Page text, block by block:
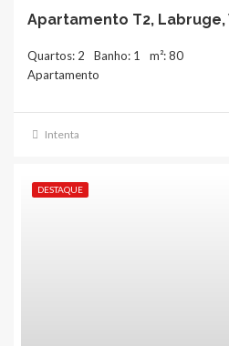
Apartamento T2, Labruge,
Quartos: 2 Banho: 1
m²: 80
Apartamento
Intenta
DESTAQUE